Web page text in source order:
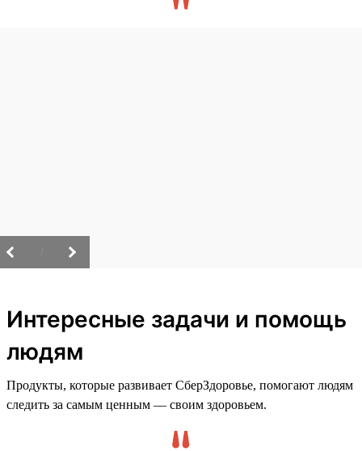
Интересные задачи и помощь
людям
Продукты, которые развивает СберЗдоровье, помогают людям
следить за самым ценным — своим здоровьем.